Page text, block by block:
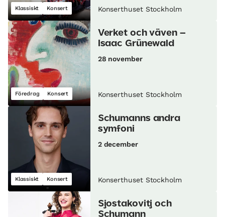
Klassiskt Konsert Konserthuset Stockholm
Föredrag Konsert
Verket och väven –
Isaac Grünewald
28 november
Konserthuset Stockholm
Klassiskt Konsert
Schumanns andra
symfoni
2 december
Konserthuset Stockholm
Sjostakovitj och
Schumann